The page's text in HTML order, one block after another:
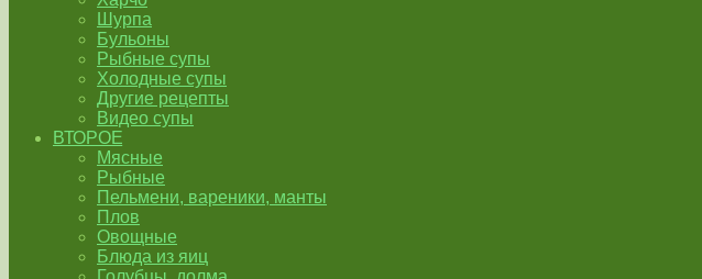
Шурпа
Бульоны
Рыбные супы
Холодные супы
Другие рецепты
Видео супы
ВТОРОЕ
Мясные
Рыбные
Пельмени, вареники, манты
Плов
Овощные
Блюда из яиц